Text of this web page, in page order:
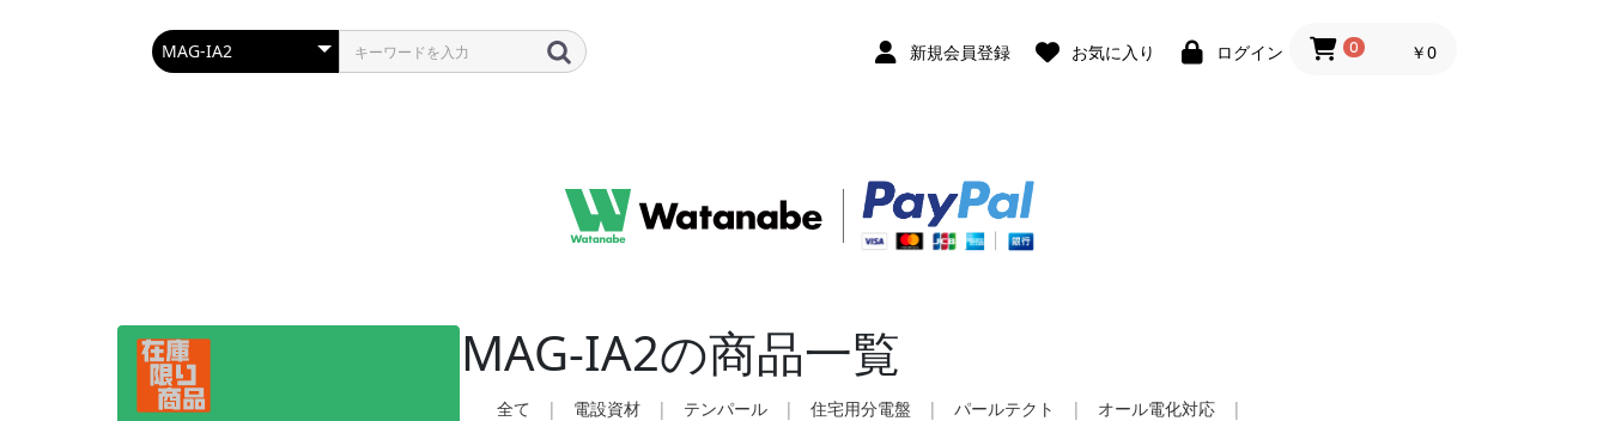
新規会員登録 お気に入り ログイン 0 ￥0
MAG-IA2の商品一覧
全て | 電設資材 | テンパール | 住宅用分電盤 | パールテクト | オール電化対応
|